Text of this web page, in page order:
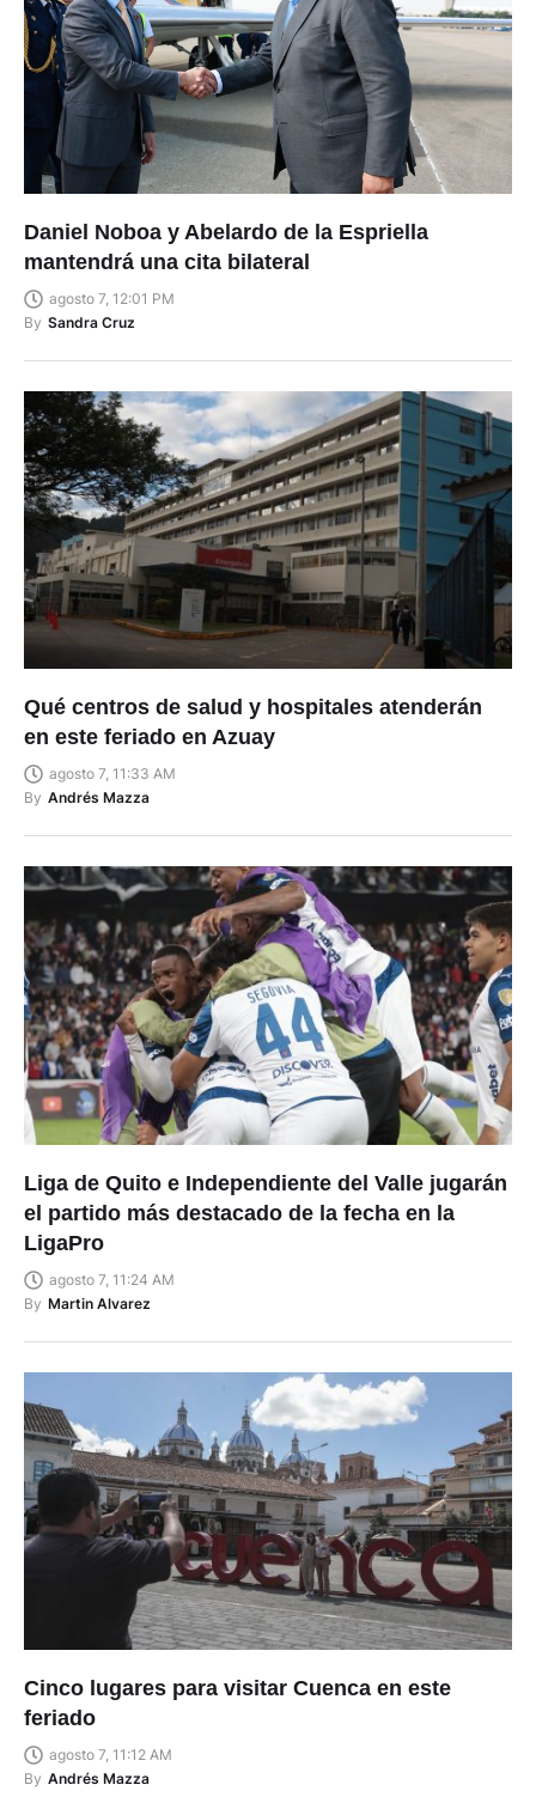
Daniel Noboa y Abelardo de la Espriella
mantendrá una cita bilateral
agosto 7, 12:01 PM
By Sandra Cruz
Qué centros de salud y hospitales atenderán
en este feriado en Azuay
agosto 7, 11:33 AM
By Andrés Mazza
Liga de Quito e Independiente del Valle jugarán
el partido más destacado de la fecha en la
LigaPro
agosto 7, 11:24 AM
By Martin Alvarez
Cinco lugares para visitar Cuenca en este
feriado
agosto 7, 11:12 AM
By Andrés Mazza